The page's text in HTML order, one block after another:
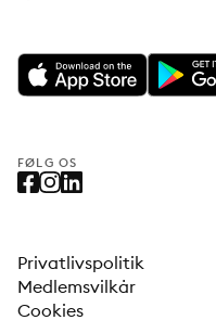
FØLG OS
Privatlivspolitik
Medlemsvilkår
Cookies